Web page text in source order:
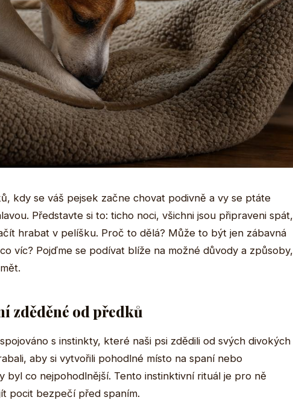
kdy se váš pejsek začne chovat podivně a vy se ptáte
Představte si to: ticho noci, všichni jsou připraveni spát,
hrabat v pelíšku. Proč to dělá? Může to být jen zábavná
víc? Pojďme se podívat blíže na možné důvody a způsoby,
zděděné od předků
s instinkty, které naši psi zdědili od svých divokých
aby si vytvořili pohodlné místo na spaní nebo
byl co nejpohodlnější. Tento instinktivní rituál je pro ně
pocit bezpečí před spaním.